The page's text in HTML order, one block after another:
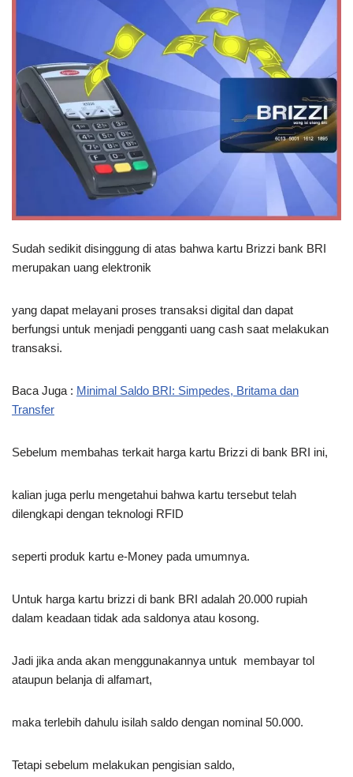
Sudah sedikit disinggung di atas bahwa kartu Brizzi bank BRI
merupakan uang elektronik
yang dapat melayani proses transaksi digital dan dapat
berfungsi untuk menjadi pengganti uang cash saat melakukan
transaksi.
Baca Juga : Minimal Saldo BRI: Simpedes, Britama dan
Transfer
Sebelum membahas terkait harga kartu Brizzi di bank BRI ini,
kalian juga perlu mengetahui bahwa kartu tersebut telah
dilengkapi dengan teknologi RFID
seperti produk kartu e-Money pada umumnya.
Untuk harga kartu brizzi di bank BRI adalah 20.000 rupiah
dalam keadaan tidak ada saldonya atau kosong.
Jadi jika anda akan menggunakannya untuk membayar tol
ataupun belanja di alfamart,
maka terlebih dahulu isilah saldo dengan nominal 50.000.
Tetapi sebelum melakukan pengisian saldo,